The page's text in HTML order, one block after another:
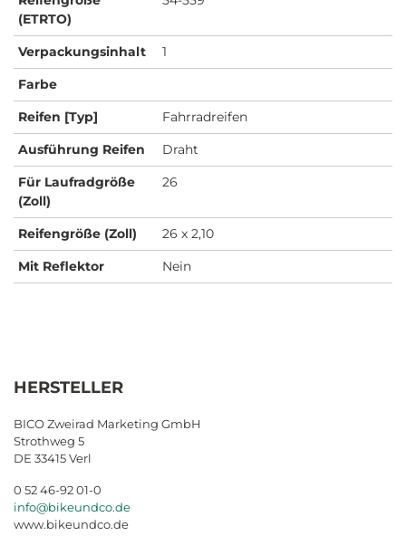
(ETRTO)
Verpackungsinhalt
1
Farbe
Reifen [Typ]
Fahrradreifen
Ausführung Reifen
Draht
Für Laufradgröße
(Zoll)
26
Reifengröße (Zoll)
26 x 2,10
Mit Reflektor
Nein
HERSTELLER
BICO Zweirad Marketing GmbH
Strothweg 5
DE 33415 Verl
0 52 46-92 01-0
info@bikeundco.de
www.bikeundco.de